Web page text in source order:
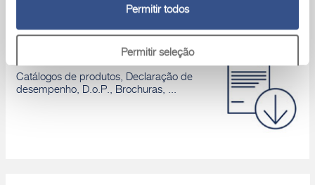
Permitir todos
Permitir seleção
Rejeitar
Catálogos de produtos, Declaração de
desempenho, D.o.P., Brochuras, ...